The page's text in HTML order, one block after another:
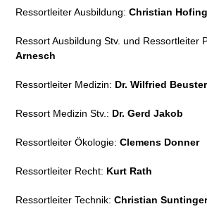
Ressortleiter Ausbildung:Christian
Ressort Ausbildung Stv. und Ressortleiter
Arnesch
Ressortleiter Medizin: Dr. Wilfried Beuster
Ressort Medizin Stv.: Dr. Gerd Jakob
Ressortleiter Ökologie:Clemens Donner
Ressortleiter Recht: Kurt Rath
Ressortleiter Technik:Christian